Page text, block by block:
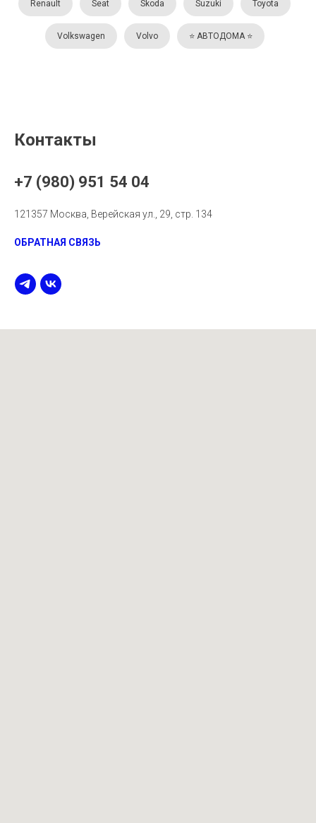
Renault Seat Skoda Suzuki Toyota
Volkswagen Volvo ⭐️ АВТОДОМА ⭐️
Контакты
+7 (980) 951 54 04
121357 Москва, Верейская ул., 29, стр. 134
ОБРАТНАЯ СВЯЗЬ